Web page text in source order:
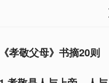
《孝敬父母》书摘20则